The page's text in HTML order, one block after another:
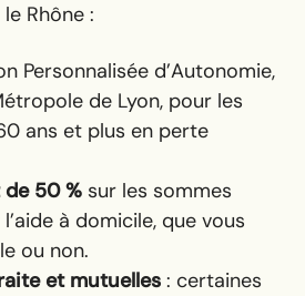
Rhône :
Personnalisée d’Autonomie,
de Lyon, pour les
ans et plus en perte
50 % sur les sommes
à domicile, que vous
ou non.
et mutuelles : certaines